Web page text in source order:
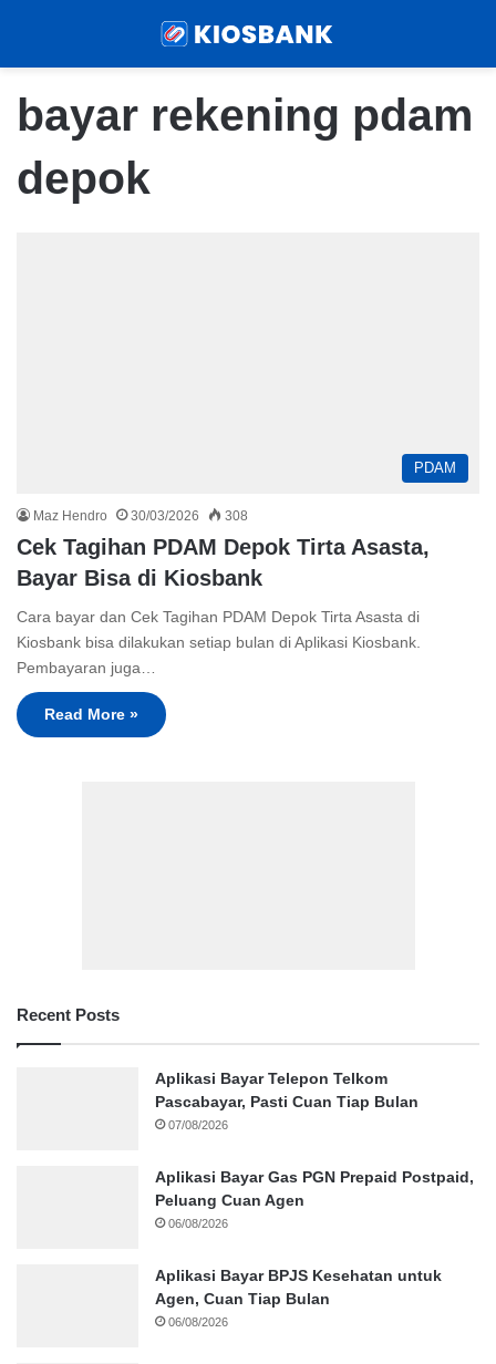
bayar rekening pdam
depok
PDAM
Maz Hendro 30/03/2026 308
Cek Tagihan PDAM Depok Tirta Asasta,
Bayar Bisa di Kiosbank
Cara bayar dan Cek Tagihan PDAM Depok Tirta Asasta di
Kiosbank bisa dilakukan setiap bulan di Aplikasi Kiosbank.
Pembayaran juga…
Read More »
Recent Posts
Aplikasi Bayar Telepon Telkom
Pascabayar, Pasti Cuan Tiap Bulan
07/08/2026
Aplikasi Bayar Gas PGN Prepaid Postpaid,
Peluang Cuan Agen
06/08/2026
Aplikasi Bayar BPJS Kesehatan untuk
Agen, Cuan Tiap Bulan
06/08/2026